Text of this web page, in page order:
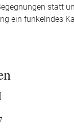
statt
ein funkelndes